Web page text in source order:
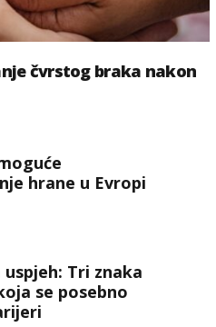
čvrstog braka nakon
hrane u Evropi
uspjeh: Tri znaka
se posebno